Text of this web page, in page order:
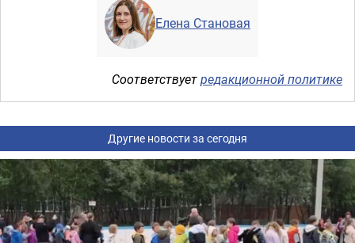
Елена Становая
Соответствуетредакционной политике
Другие новости за сегодня